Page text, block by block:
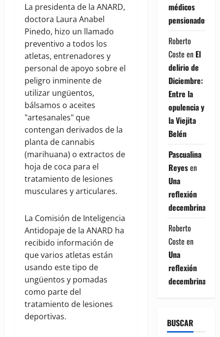
La presidenta de la ANARD,
doctora Laura Anabel
Pinedo, hizo un llamado
preventivo a todos los
atletas, entrenadores y
personal de apoyo sobre el
peligro inminente de
utilizar ungüentos,
bálsamos o aceites
"artesanales" que
contengan derivados de la
planta de cannabis
(marihuana) o extractos de
hoja de coca para el
tratamiento de lesiones
musculares y articulares.
La Comisión de Inteligencia
Antidopaje de la ANARD ha
recibido información de
que varios atletas están
usando este tipo de
ungüentos y pomadas
como parte del
tratamiento de lesiones
deportivas.
médicos
pensionados
Roberto
Coste en El
delirio de
Diciembre:
Entre la
opulencia y
la Viejita
Belén
Pascualina
Reyesen
Una
reflexión
decembrina
Roberto
Coste en
Una
reflexión
decembrina
BUSCAR